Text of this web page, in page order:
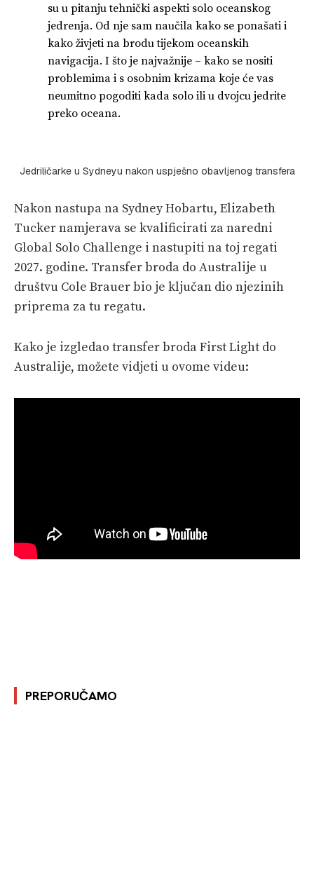
su u pitanju tehnički aspekti solo oceanskog
jedrenja. Od nje sam naučila kako se ponašati i
kako živjeti na brodu tijekom oceanskih
navigacija. I što je najvažnije – kako se nositi
problemima i s osobnim krizama koje će vas
neumitno pogoditi kada solo ili u dvojcu jedrite
preko oceana.
Jedriličarke u Sydneyu nakon uspješno obavljenog transfera
Nakon nastupa na Sydney Hobartu, Elizabeth
Tucker namjerava se kvalificirati za naredni
Global Solo Challenge i nastupiti na toj regati
2027. godine. Transfer broda do Australije u
društvu Cole Brauer bio je ključan dio njezinih
priprema za tu regatu.
Kako je izgledao transfer broda First Light do
Australije, možete vidjeti u ovome videu:
PREPORUČAMO